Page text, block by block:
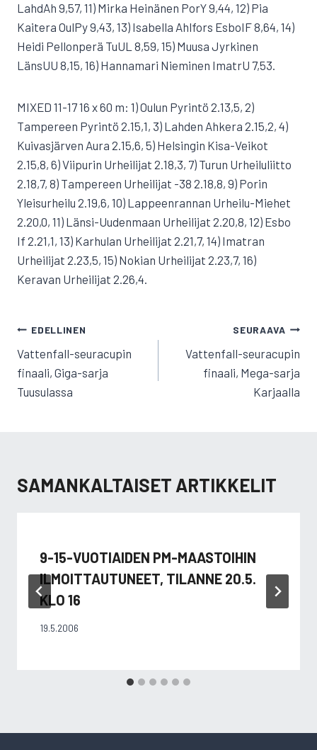
LahdAh 9,57, 11) Mirka Heinänen PorY 9,44, 12) Pia
Kaitera OulPy 9,43, 13) Isabella Ahlfors EsboIF 8,64, 14)
Heidi Pellonperä TuUL 8,59, 15) Muusa Jyrkinen
LänsUU 8,15, 16) Hannamari Nieminen ImatrU 7,53.
MIXED 11-17 16 x 60 m: 1) Oulun Pyrintö 2.13,5, 2)
Tampereen Pyrintö 2.15,1, 3) Lahden Ahkera 2.15,2, 4)
Kuivasjärven Aura 2.15,6, 5) Helsingin Kisa-Veikot
2.15,8, 6) Viipurin Urheilijat 2.18,3, 7) Turun Urheiluliitto
2.18,7, 8) Tampereen Urheilijat -38 2.18,8, 9) Porin
Yleisurheilu 2.19,6, 10) Lappeenrannan Urheilu-Miehet
2.20,0, 11) Länsi-Uudenmaan Urheilijat 2.20,8, 12) Esbo
If 2.21,1, 13) Karhulan Urheilijat 2.21,7, 14) Imatran
Urheilijat 2.23,5, 15) Nokian Urheilijat 2.23,7, 16)
Keravan Urheilijat 2.26,4.
ARTIKKELIEN
SELAUS
EDELLINEN
Vattenfall-seuracupin
finaali, Giga-sarja
Tuusulassa
SEURAAVA
Vattenfall-seuracupin
finaali, Mega-sarja
Karjaalla
SAMANKALTAISET ARTIKKELIT
9-15-VUOTIAIDEN PM-MAASTOIHIN
ILMOITTAUTUNEET, TILANNE 20.5.
KLO 16
19.5.2006